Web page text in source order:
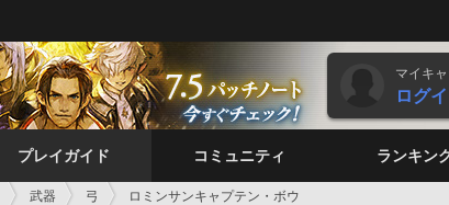
マイキ
ログ
プレイガイド コミュニティ ランキン
武器 弓 ロミンサンキャプテン・ボウ